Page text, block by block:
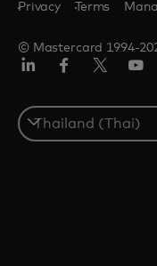
© Mastercard 1994-
Privacy Terms
Select
a
country
เตอร์/
เอ็กซ์